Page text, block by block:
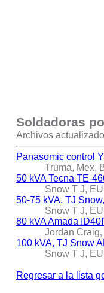
Soldadoras
Archivos
Panasomic control
Truma, Mex,
50 kVA Tecna TE-
Snow T J,
50-75 kVA, TJ
Snow T J,
80 kVA Amada
Jordan
100 kVA, TJ Snow
Snow T J,
Regresar a la lista